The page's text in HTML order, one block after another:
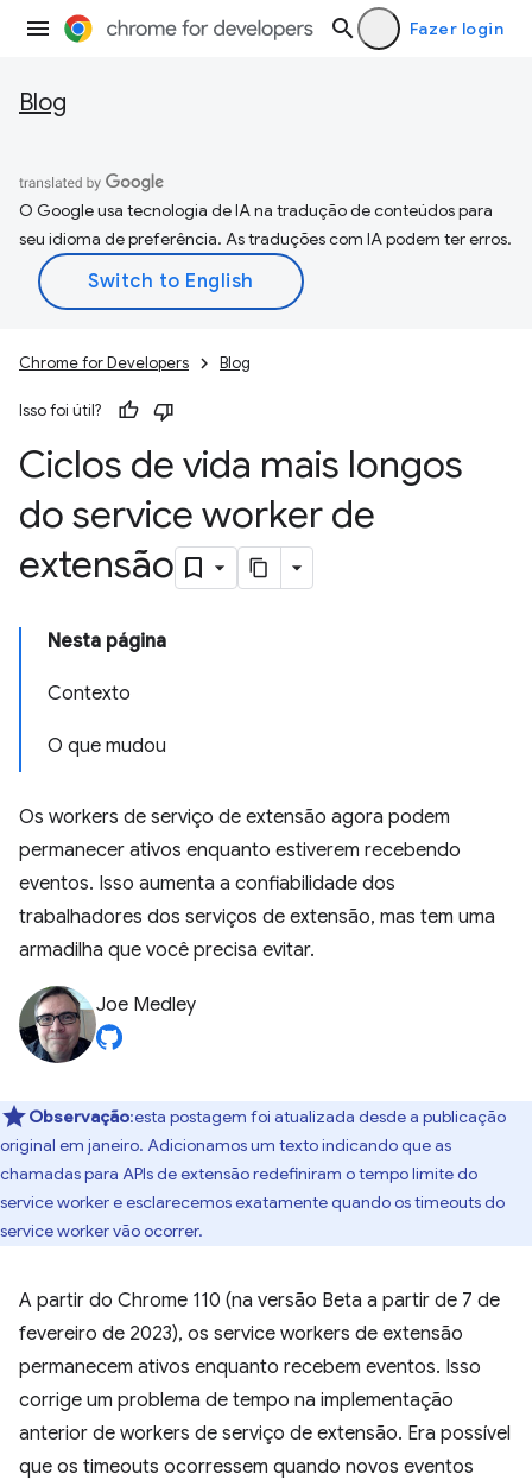
Fazer login
Blog
O Google usa tecnologia de IA na tradução de conteúdos para
seu idioma de preferência. As traduções com IA podem ter erros.
Chrome for Developers Blog
Isso foi útil?
Ciclos de vida mais longos
do service worker de
extensão
Nesta página
Contexto
O que mudou
Os workers de serviço de extensão agora podem
permanecer ativos enquanto estiverem recebendo
eventos. Isso aumenta a confiabilidade dos
trabalhadores dos serviços de extensão, mas tem uma
armadilha que você precisa evitar.
Joe Medley
Observação:esta postagem foi atualizada desde a publicação
original em janeiro. Adicionamos um texto indicando que as
chamadas para APIs de extensão redefiniram o tempo limite do
service worker e esclarecemos exatamente quando os timeouts do
service worker vão ocorrer.
A partir do Chrome 110 (na versão Beta a partir de 7 de
fevereiro de 2023), os service workers de extensão
permanecem ativos enquanto recebem eventos. Isso
corrige um problema de tempo na implementação
anterior de workers de serviço de extensão. Era possível
que os timeouts ocorressem quando novos eventos